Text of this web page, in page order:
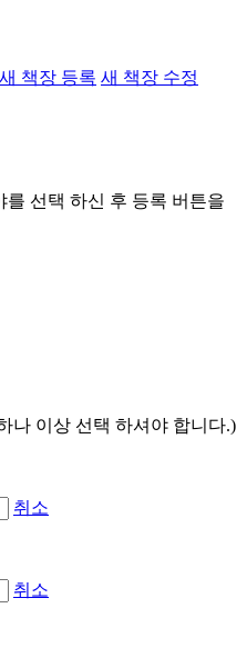
새 책장 등록 새 책장 수정
를 선택 하신 후 등록 버튼을
나 이상 선택 하셔야 합니다.)
취소
취소